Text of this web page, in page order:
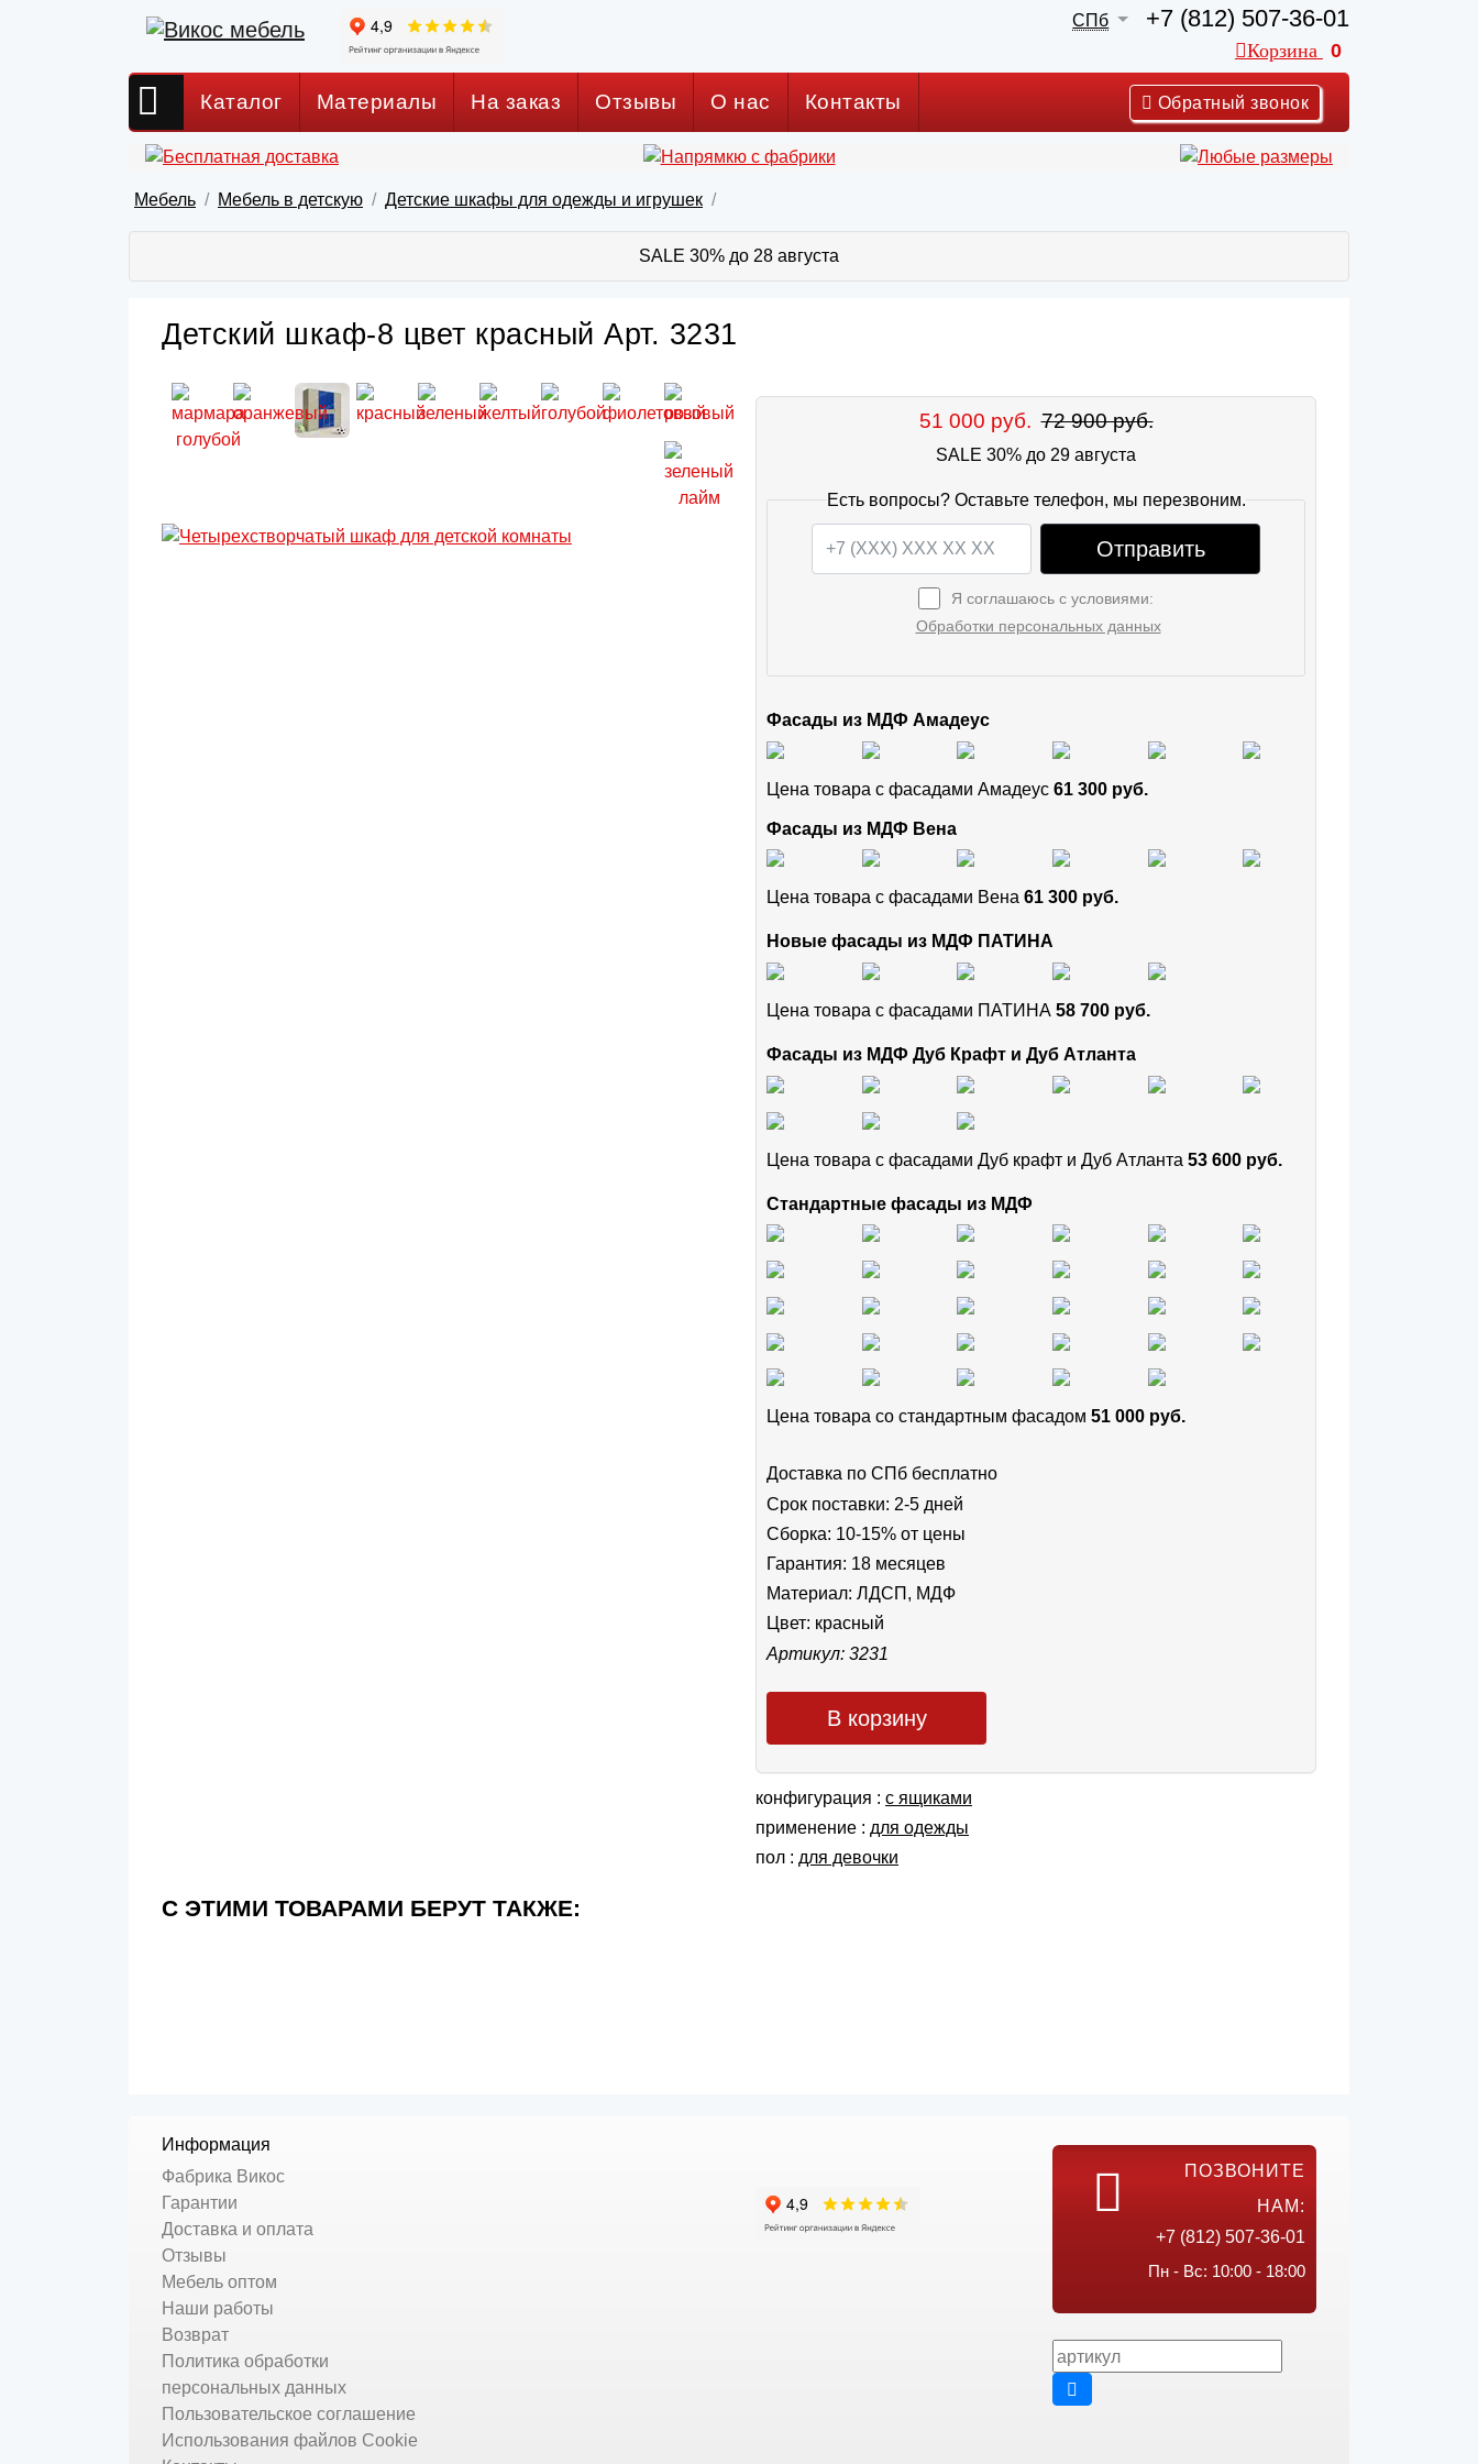
СПб +7 (812) 507-36-01
Корзина 0
Каталог Материалы На заказ Отзывы О нас Контакты Обратный звонок
Мебель Мебель в детскую Детские шкафы для одежды и игрушек
SALE 30% до 28 августа
Детский шкаф-8 цвет красный Арт. 3231
51 000 руб. 72 900 руб.
SALE 30% до 29 августа
Есть вопросы? Оставьте телефон, мы перезвоним.
Отправить
Я соглашаюсь с условиями:
Обработки персональных данных
Фасады из МДФ Амадеус
Цена товара с фасадами Амадеус 61 300 руб.
Фасады из МДФ Вена
Цена товара с фасадами Вена 61 300 руб.
Новые фасады из МДФ ПАТИНА
Цена товара с фасадами ПАТИНА 58 700 руб.
Фасады из МДФ Дуб Крафт и Дуб Атланта
Цена товара с фасадами Дуб крафт и Дуб Атланта 53 600 руб.
Стандартные фасады из МДФ
Цена товара cо стандартным фасадом 51 000 руб.
Доставка по СПб бесплатно
Срок поставки: 2-5 дней
Сборка: 10-15% от цены
Гарантия: 18 месяцев
Материал: ЛДСП, МДФ
Цвет: красный
Артикул: 3231
В корзину
конфигурация : с ящиками
применение : для одежды
пол : для девочки
С ЭТИМИ ТОВАРАМИ БЕРУТ ТАКЖЕ:
Информация
Фабрика Викос
Гарантии
Доставка и оплата
Отзывы
Мебель оптом
Наши работы
Возврат
Политика обработки
персональных данных
Пользовательское соглашение
Использования файлов Cookie
ПОЗВОНИТЕ
НАМ:
+7 (812) 507-36-01
Пн - Вс: 10:00 - 18:00